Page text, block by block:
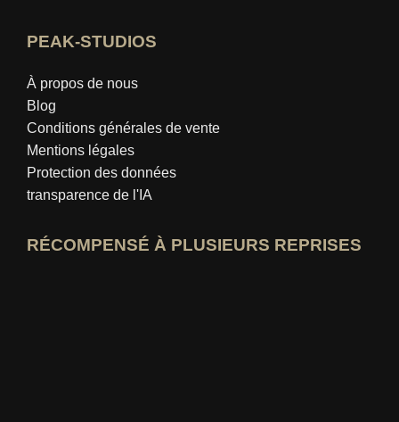
PEAK-STUDIOS
À propos de nous
Blog
Conditions générales de vente
Mentions légales
Protection des données
transparence de l'IA
RÉCOMPENSÉ À PLUSIEURS REPRISES